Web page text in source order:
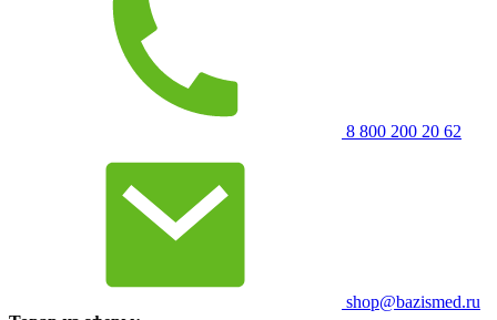
8 800 200 20 62
shop@bazismed.ru